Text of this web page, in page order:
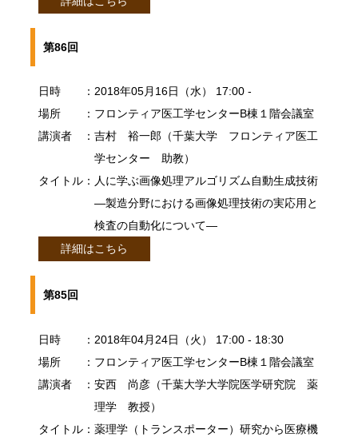
第86回
日時
：2018年05月16日（水） 17:00 -
場所
：フロンティア医工学センターB棟１階会議室
講演者
：吉村 裕一郎（千葉大学 フロンティア医工
学センター 助教）
タイトル：人に学ぶ画像処理アルゴリズム自動生成技術
―製造分野における画像処理技術の実応用と
検査の自動化について―
詳細はこちら
第85回
日時
：2018年04月24日（火） 17:00 - 18:30
場所
：フロンティア医工学センターB棟１階会議室
講演者
：安西 尚彦（千葉大学大学院医学研究院 薬
理学 教授）
タイトル：薬理学（トランスポーター）研究から医療機